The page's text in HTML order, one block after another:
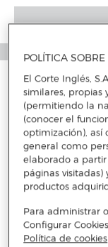
POLÍTICA
El Corte Inglés,
similares, propias
(permitiendo la
(conocer el
optimización),
general como
elaborado a
páginas
productos
Para administrar
Configurar
Política de cookies